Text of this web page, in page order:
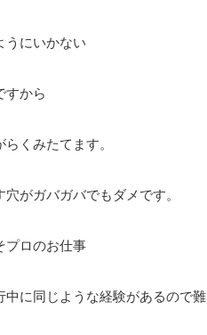
うにいかない
すから
くみたてます。
がガバガバでもダメです。
プロのお仕事
中に同じような経験があるので